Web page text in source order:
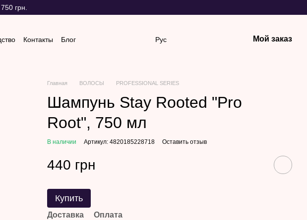
грн.
Контакты
Блог
Рус Мой заказ
Главная ВОЛОСЫ PROFESSIONAL SERIES
Шампунь Stay Rooted "Pro
Root", 750 мл
В наличии Артикул: 4820185228718 Оставить отзыв
440 грн
Купить
Доставка Оплата